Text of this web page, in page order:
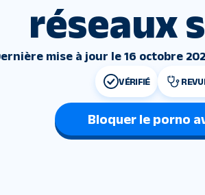
réseaux
mise à jour le 16 octobre
VÉRIFIÉ
Bloquer le porno